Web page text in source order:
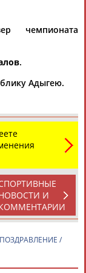
АБАЛАКИНА
Ростом
АБДРАХМАНОВ
чемпионата
.
Адыгею.
И
/